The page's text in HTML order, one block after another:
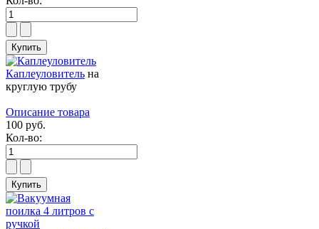
Каплеуловитель на
круглую трубу
Описание товара
100 руб.
Кол-во: